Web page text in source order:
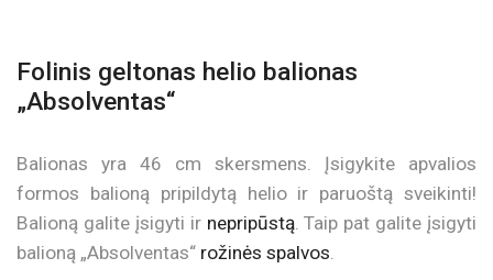
Folinis geltonas helio balionas
„Absolventas“
Balionas yra 46 cm skersmens. Įsigykite apvalios
formos balioną pripildytą helio ir paruoštą sveikinti!
Balioną galite įsigyti ir nepripūstą. Taip pat galite įsigyti
balioną „Absolventas“ rožinės spalvos.